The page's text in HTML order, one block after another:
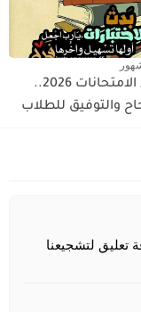
صور دعاء الامتحانات 2026..
والتوفيق للطلاب
تعليق لتشجيعنا